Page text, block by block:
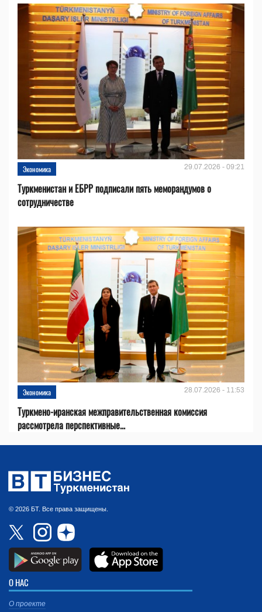
Экономика 29.07.2026 - 09:21
Туркменистан и ЕБРР подписали пять меморандумов о
сотрудничестве
Экономика 28.07.2026 - 11:53
Туркмено-иранская межправительственная комиссия
рассмотрела перспективные...
© 2026 БТ. Все права защищены.
О НАС
О проекте